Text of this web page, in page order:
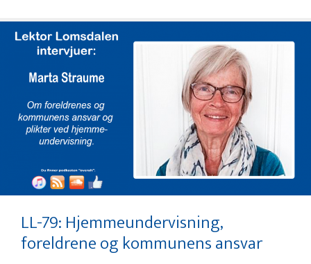
LL-79: Hjemmeundervisning,
foreldrene og kommunens ansvar